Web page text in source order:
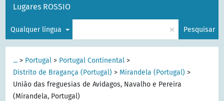
Lugares ROSSIO
Qualquer língua × Pesquisar
... > Portugal > Portugal Continental >
Distrito de Bragança (Portugal) > Mirandela (Portugal) >
União das freguesias de Avidagos, Navalho e Pereira
(Mirandela, Portugal)